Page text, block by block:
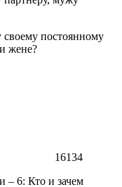
своему постоянному
жене?
16134